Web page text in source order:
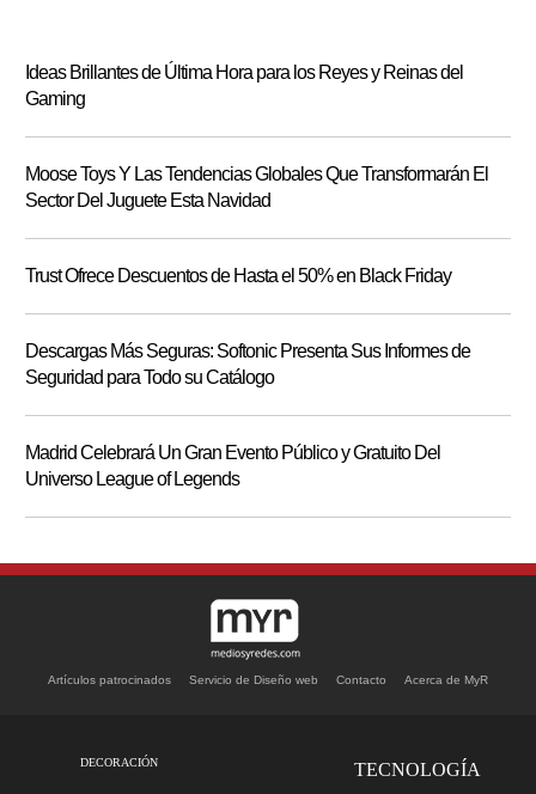
Ideas Brillantes de Última Hora para los Reyes y Reinas del
Gaming
Moose Toys Y Las Tendencias Globales Que Transformarán El
Sector Del Juguete Esta Navidad
Trust Ofrece Descuentos de Hasta el 50% en Black Friday
Descargas Más Seguras: Softonic Presenta Sus Informes de
Seguridad para Todo su Catálogo
Madrid Celebrará Un Gran Evento Público y Gratuito Del
Universo League of Legends
Artículos patrocinados Servicio de Diseño web Contacto Acerca de MyR
DECORACIÓN TECNOLOGÍA